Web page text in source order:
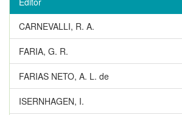
CARNEVALLI, R. A.
FARIA, G. R.
FARIAS NETO, A. L. de
ISERNHAGEN, I.